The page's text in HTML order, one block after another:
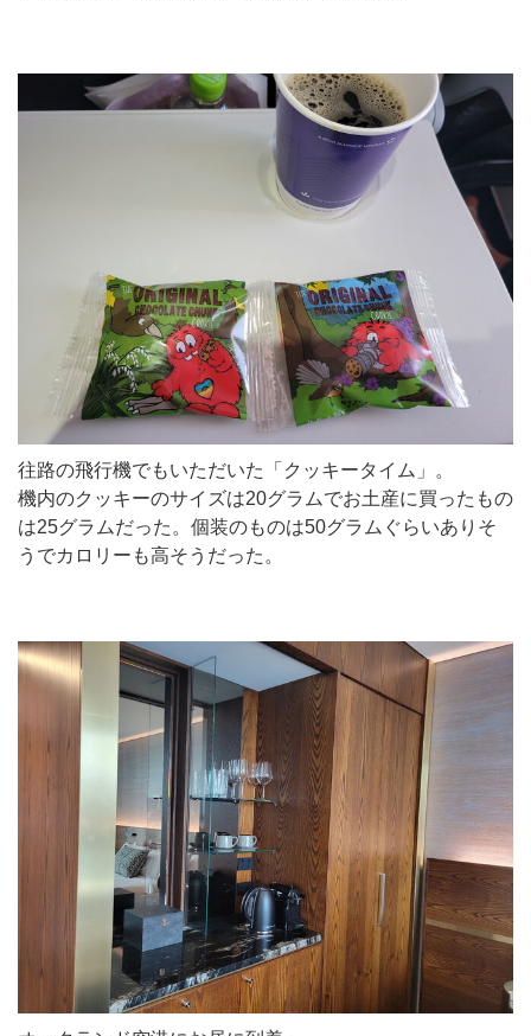
往路の飛行機でもいただいた「クッキータイム」。
機内のクッキーのサイズは20グラムでお土産に買ったもの
は25グラムだった。個装のものは50グラムぐらいありそ
うでカロリーも高そうだった。